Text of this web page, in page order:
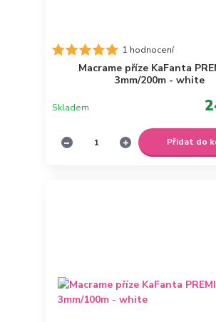
1 hodnocení
Macrame příze KaFanta
3mm/200m - white
Skladem
Přidat do